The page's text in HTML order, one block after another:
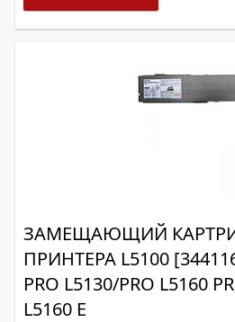
ЗАМЕЩАЮЩИЙ
ПРИНТЕРА L5100
PRO L5130/PRO L5160
L5160 E